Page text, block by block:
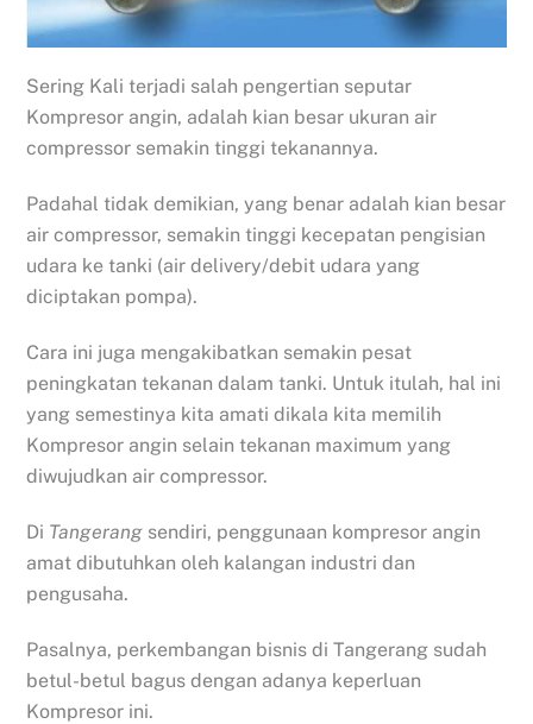
Sering Kali terjadi salah pengertian seputar
Kompresor angin, adalah kian besar ukuran air
compressor semakin tinggi tekanannya.
Padahal tidak demikian, yang benar adalah kian besar
air compressor, semakin tinggi kecepatan pengisian
udara ke tanki (air delivery/debit udara yang
diciptakan pompa).
Cara ini juga mengakibatkan semakin pesat
peningkatan tekanan dalam tanki. Untuk itulah, hal ini
yang semestinya kita amati dikala kita memilih
Kompresor angin selain tekanan maximum yang
diwujudkan air compressor.
Di Tangerang sendiri, penggunaan kompresor angin
amat dibutuhkan oleh kalangan industri dan
pengusaha.
Pasalnya, perkembangan bisnis di Tangerang sudah
betul-betul bagus dengan adanya keperluan
Kompresor ini.